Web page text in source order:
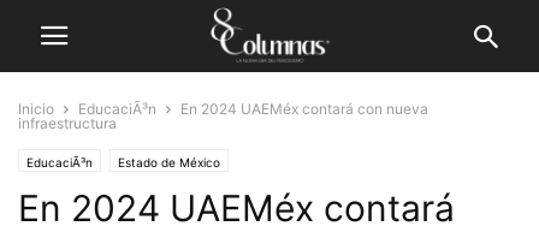
Inicio EducaciÃ³n
En 2024 UAEMéx contará con nueva
infraestructura
EducaciÃ³n Estado de México
En 2024 UAEMéx contará